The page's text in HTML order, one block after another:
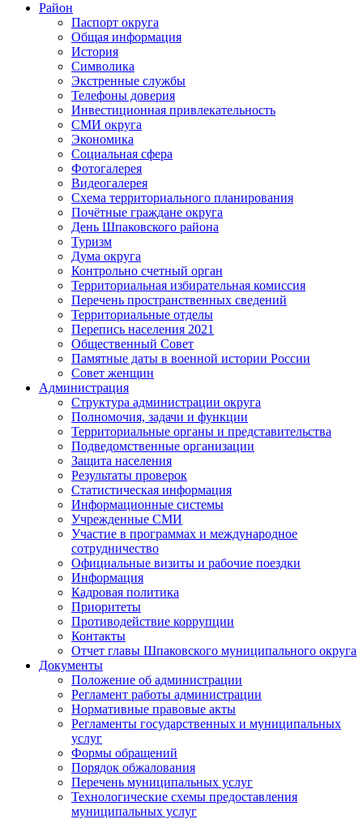
Район
Паспорт округа
Общая информация
История
Символика
Экстренные службы
Телефоны доверия
Инвестиционная привлекательность
СМИ округа
Экономика
Социальная сфера
Фотогалерея
Видеогалерея
Схема территориального планирования
Почётные граждане округа
День Шпаковского района
Туризм
Дума округа
Контрольно счетный орган
Территориальная избирательная комиссия
Перечень пространственных сведений
Территориальные отделы
Перепись населения 2021
Общественный Совет
Памятные даты в военной истории России
Совет женщин
Администрация
Структура администрации округа
Полномочия, задачи и функции
Территориальные органы и представительства
Подведомственные организации
Защита населения
Результаты проверок
Статистическая информация
Информационные системы
Учрежденные СМИ
Участие в программах и международное
сотрудничество
Официальные визиты и рабочие поездки
Информация
Кадровая политика
Приоритеты
Противодействие коррупции
Контакты
Отчет главы Шпаковского муниципального округа
Документы
Положение об администрации
Регламент работы администрации
Нормативные правовые акты
Регламенты государственных и муниципальных
услуг
Формы обращений
Порядок обжалования
Перечень муниципальных услуг
Технологические схемы предоставления
муниципальных услуг